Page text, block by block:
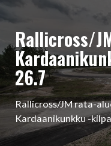
Rallicross/
26.7
Rallicross/JM rata-
Kardaanikunkku -